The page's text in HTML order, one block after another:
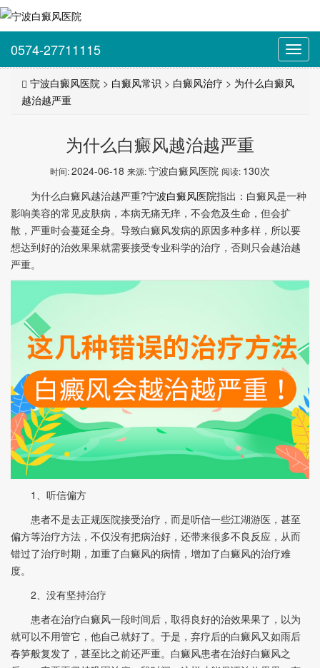
0574-27711115
宁波白癜风医院 > 白癜风常识 > 白癜风治疗 > 为什么白癜风
越治越严重
为什么白癜风越治越严重
时间:2024-06-18 来源:宁波白癜风医院 阅读: 130次
为什么白癜风越治越严重?宁波白癜风医院指出：白癜风是一种
影响美容的常见皮肤病，本病无痛无痒，不会危及生命，但会扩
散，严重时会蔓延全身。导致白癜风发病的原因多种多样，所以要
想达到好的治效果果就需要接受专业科学的治疗，否则只会越治越
严重。
1、听信偏方
患者不是去正规医院接受治疗，而是听信一些江湖游医，甚至
偏方等治疗方法，不仅没有把病治好，还带来很多不良反应，从而
错过了治疗时期，加重了白癜风的病情，增加了白癜风的治疗难
度。
2、没有坚持治疗
患者在治疗白癜风一段时间后，取得良好的治效果果了，以为
就可以不用管它，他自己就好了。于是，弃疗后的白癜风又如雨后
春笋般复发了，甚至比之前还严重。白癜风患者在治好白癜风之